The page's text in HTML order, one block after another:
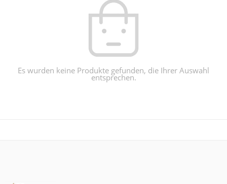
Es wurden keine Produkte gefunden, die Ihrer Auswahl
entsprechen.